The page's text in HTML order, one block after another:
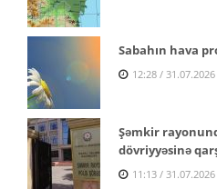
Sabahın hava
12:28 / 31.07.2026
Şəmkir
dövriyyəsinə
11:13 / 31.07.2026